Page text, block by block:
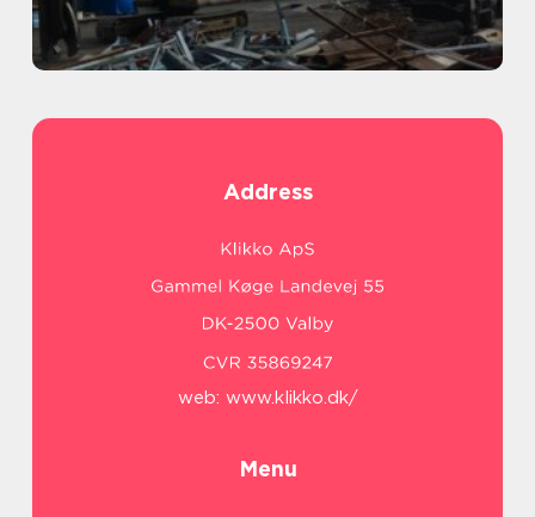
Address
web: www.klikko.dk/
Menu